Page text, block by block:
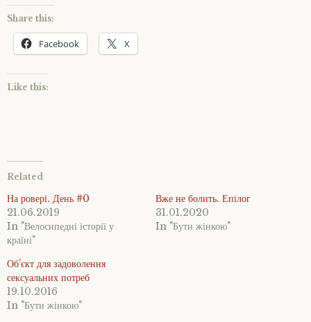
Share this:
Facebook X
Like this:
Related
На ровері. День #0
21.06.2019
In "Велосипедні історії у
країні"
Вже не болить. Епілог
31.01.2020
In "Бути жінкою"
Об’єкт для задоволення
сексуальних потреб
19.10.2016
In "Бути жінкою"